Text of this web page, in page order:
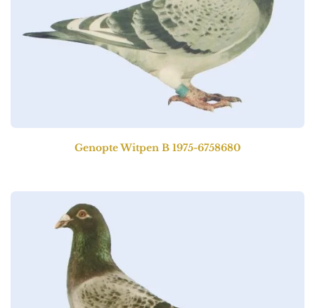
Genopte Witpen B 1975-6758680